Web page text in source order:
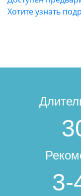
Хотите узнать
3-